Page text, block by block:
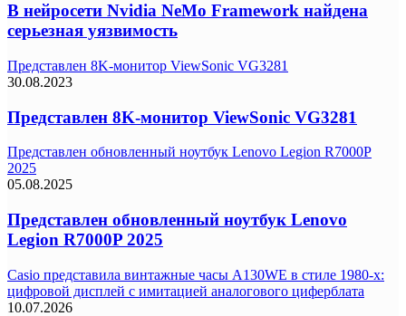
В нейросети Nvidia NeMo Framework найдена
серьезная уязвимость
Представлен 8K-монитор ViewSonic VG3281
30.08.2023
Представлен 8K-монитор ViewSonic VG3281
Представлен обновленный ноутбук Lenovo Legion R7000P
2025
05.08.2025
Представлен обновленный ноутбук Lenovo
Legion R7000P 2025
Casio представила винтажные часы A130WE в стиле 1980-х:
цифровой дисплей с имитацией аналогового циферблата
10.07.2026